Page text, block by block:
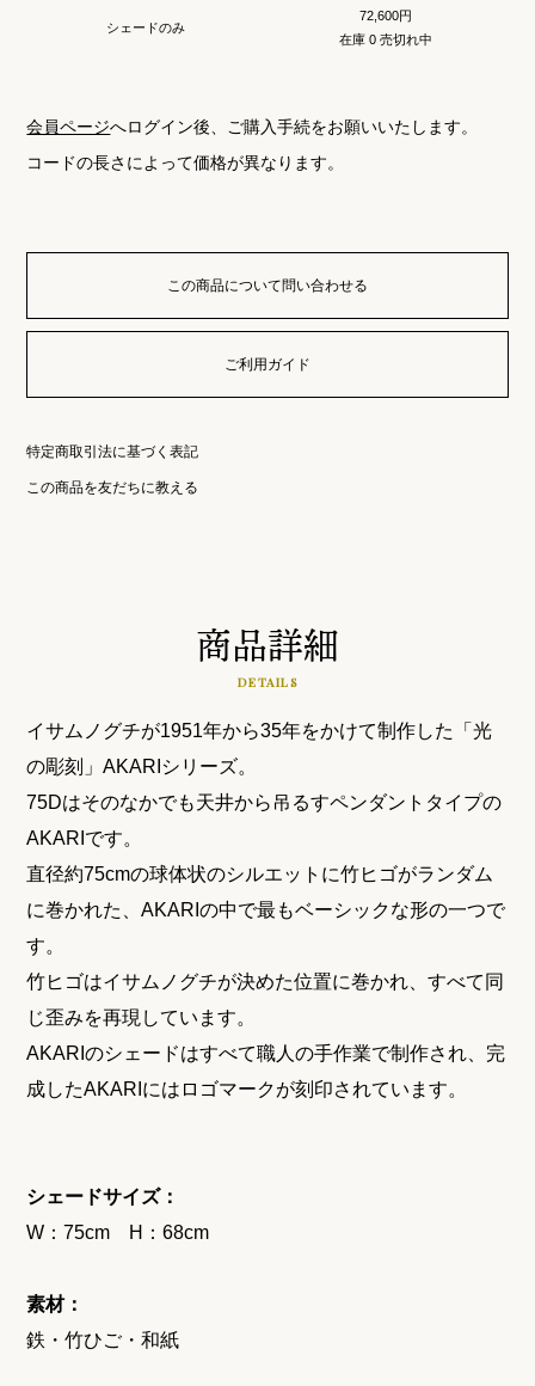
シェードのみ
72,600円
在庫 0 売切れ中
会員ページへログイン後、ご購入手続をお願いいたします。
コードの長さによって価格が異なります。
この商品について問い合わせる
ご利用ガイド
特定商取引法に基づく表記
この商品を友だちに教える
商品詳細
DETAILS
イサムノグチが1951年から35年をかけて制作した「光
の彫刻」AKARIシリーズ。
75Dはそのなかでも天井から吊るすペンダントタイプの
AKARIです。
直径約75cmの球体状のシルエットに竹ヒゴがランダム
に巻かれた、AKARIの中で最もベーシックな形の一つで
す。
竹ヒゴはイサムノグチが決めた位置に巻かれ、すべて同
じ歪みを再現しています。
AKARIのシェードはすべて職人の手作業で制作され、完
成したAKARIにはロゴマークが刻印されています。
シェードサイズ：
W：75cm H：68cm
素材：
鉄・竹ひご・和紙